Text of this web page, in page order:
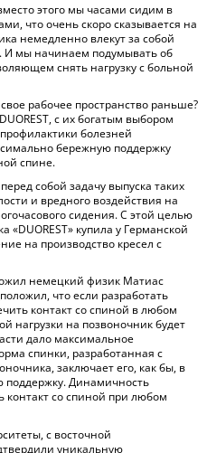
этого мы часами сидим в
что очень скоро сказывается на
немедленно влекут за собой
И мы начинаем подумывать об
снять нагрузку с больной
рабочее пространство раньше?
с их богатым выбором
болезней
бережную поддержку
спине.
собой задачу выпуска таких
и вредного воздействия на
сидения. С этой целью
купила у Германской
на производство кресел с
немецкий физик Матиас
что если разработать
контакт со спиной в любом
нагрузки на позвоночник будет
дало максимальное
спинки, разработанная с
заключает его, как бы, в
Динамичность
контакт со спиной при любом
с восточной
уникальную